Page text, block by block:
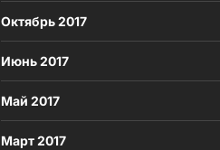
Октябрь 2017
Июнь 2017
Май 2017
Март 2017